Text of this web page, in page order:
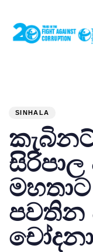
SINHALA
සිරිපාල
පවතින